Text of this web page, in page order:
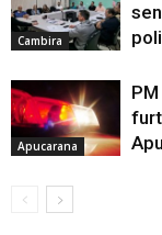
Cambira
Apucarana